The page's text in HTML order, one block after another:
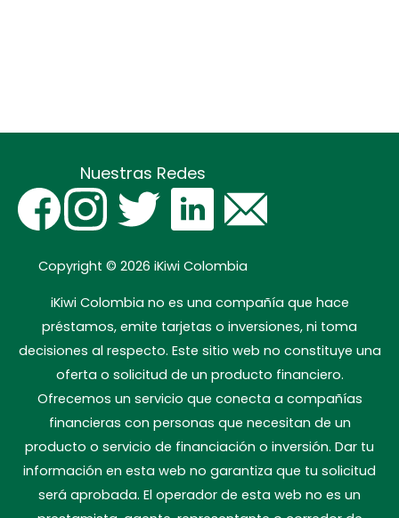
Nuestras Redes
Copyright © 2026 iKiwi Colombia
iKiwi Colombia no es una compañía que hace
préstamos, emite tarjetas o inversiones, ni toma
decisiones al respecto. Este sitio web no constituye una
oferta o solicitud de un producto financiero.
Ofrecemos un servicio que conecta a compañías
financieras con personas que necesitan de un
producto o servicio de financiación o inversión. Dar tu
información en esta web no garantiza que tu solicitud
será aprobada. El operador de esta web no es un